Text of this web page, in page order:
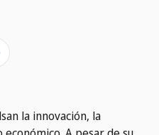
la innovación, la